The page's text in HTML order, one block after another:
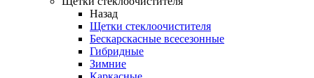
Назад
Щетки стеклоочистителя
Бескарскасные всесезонные
Гибридные
Зимние